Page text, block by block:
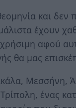
και δεν
έχουν
αφού
θα μας
Μεσσήνη,
ένας